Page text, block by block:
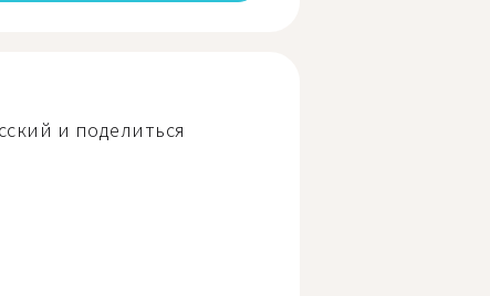
и поделиться